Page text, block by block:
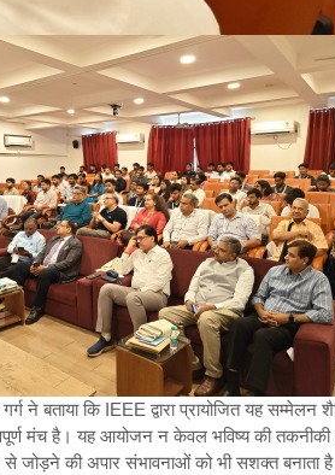
बताया कि IEEE द्वारा प्रायोजित यह सम्मेलन
मंच है। यह आयोजन न केवल भविष्य की
से जोड़ने की अपार संभावनाओं को भी सशक्त बनाता